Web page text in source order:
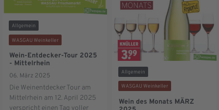
Allgemein
WASGAU Weinkeller
Wein-Entdecker-Tour 2025
- Mittelrhein
06. März 2025
Die Weinentdecker Tour am
Mittelrhein am 12. April 2025
verspricht einen Tag voller
Allgemein
WASGAU Weinkeller
Wein des Monats MÄRZ